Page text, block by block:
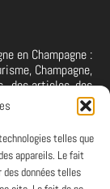
telles que
appareils. Le fait
données telles
en Champagne :
Champagne,
des articles, des
A retrouver et à
I TikTok I
I Linkedin